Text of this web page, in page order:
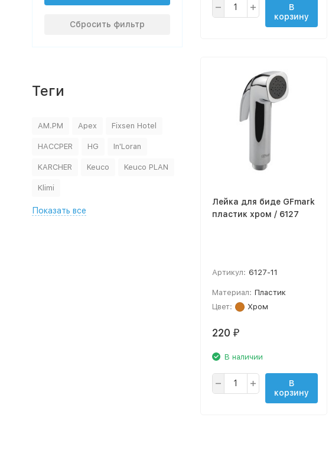
В
корзину
Лейка для биде GFmark
пластик хром / 6127
Артикул: 6127-11
Материал: Пластик
Цвет:
Хром
220 ₽
В наличии
В
корзину
Сбросить фильтр
Теги
AM.PM Apex Fixsen Hotel
HACCPER HG In'Loran
KARCHER Keuco Keuco PLAN
Klimi
Показать все